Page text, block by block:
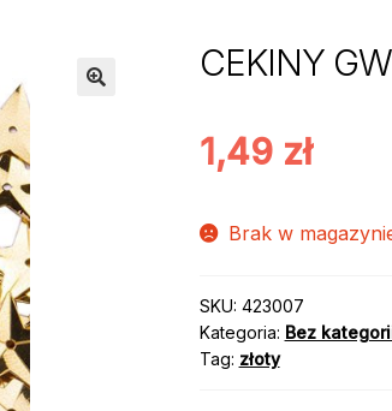
CEKINY
1,49 zł
Brak w
SKU: 423007
Kategoria: Bez
Tag: złoty